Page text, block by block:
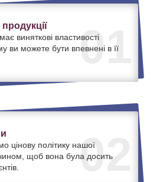
01
виняткові властивості
ви можете бути впевнені в її
02
цінову політику нашої
щоб вона була досить